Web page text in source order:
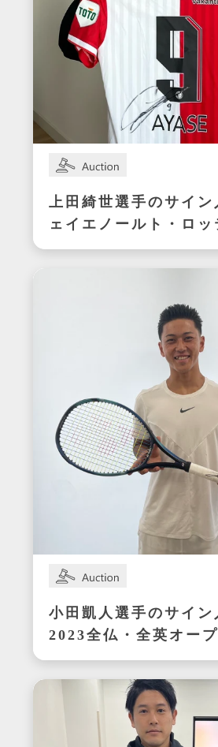
上田綺世選手のサイ
ェイエノールト・ロ
ムユニフォーム
小田凱人選手のサイン
2023全仏・全英オー
ラケット